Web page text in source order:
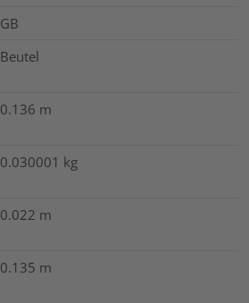
GB
Beutel
0.136 m
0.030001 kg
0.022 m
0.135 m